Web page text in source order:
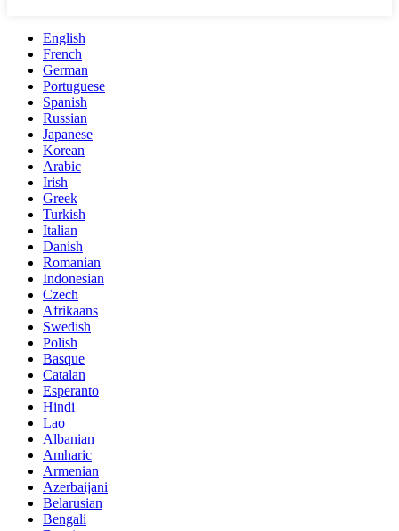
English
French
German
Portuguese
Spanish
Russian
Japanese
Korean
Arabic
Irish
Greek
Turkish
Italian
Danish
Romanian
Indonesian
Czech
Afrikaans
Swedish
Polish
Basque
Catalan
Esperanto
Hindi
Lao
Albanian
Amharic
Armenian
Azerbaijani
Belarusian
Bengali